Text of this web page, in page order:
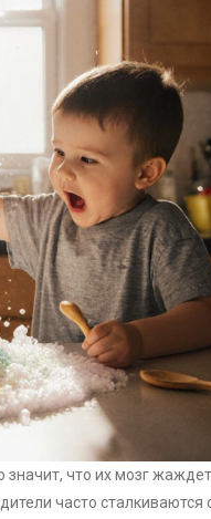
значит, что их мозг
часто сталкиваются